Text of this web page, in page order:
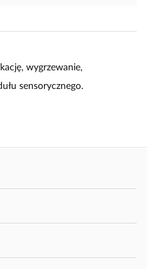
wygrzewanie,
sensorycznego.